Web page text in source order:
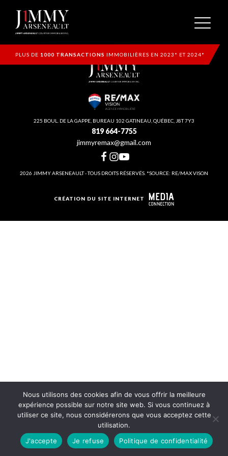
PLUS DE 1000 TRANSACTIONS IMMOBILIÈRES EN 2023* ET 2024*
225 BOUL. DE LA GAPPE, BUREAU 102 GATINEAU, QUÉBEC, J8T 7Y3
819 664-7755
jimmyremax@gmail.com
2026 JIMMY ARSENEAULT - TOUS DROITS RÉSERVÉS. *SOURCE: RE/MAX VISON
CRÉATION DU SITE INTERNET
Nous utilisons des cookies afin de vous offrir la meilleure
expérience possible sur notre site web. Si vous continuez à
utiliser ce site, nous considérerons que vous acceptez cette
utilisation.
J'accepte
Je refuse Politique de confidentialité